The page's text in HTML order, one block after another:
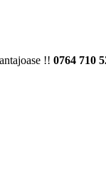
!! 0764 710